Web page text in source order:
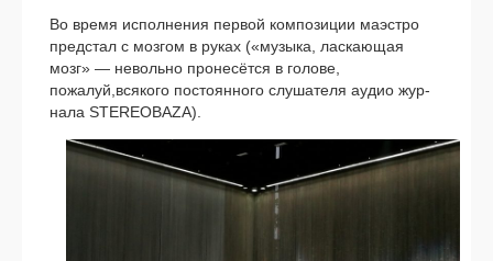
Во вре­мя испол­не­ния пер­вой ком­по­зи­ции маэст­ро
пред­стал с моз­гом в руках («музы­ка, лас­ка­ю­щая
мозг» — неволь­но про­не­сёт­ся в голо­ве,
пожалуй,всякого посто­ян­но­го слу­ша­те­ля аудио жур­
на­ла STEREOBAZA).